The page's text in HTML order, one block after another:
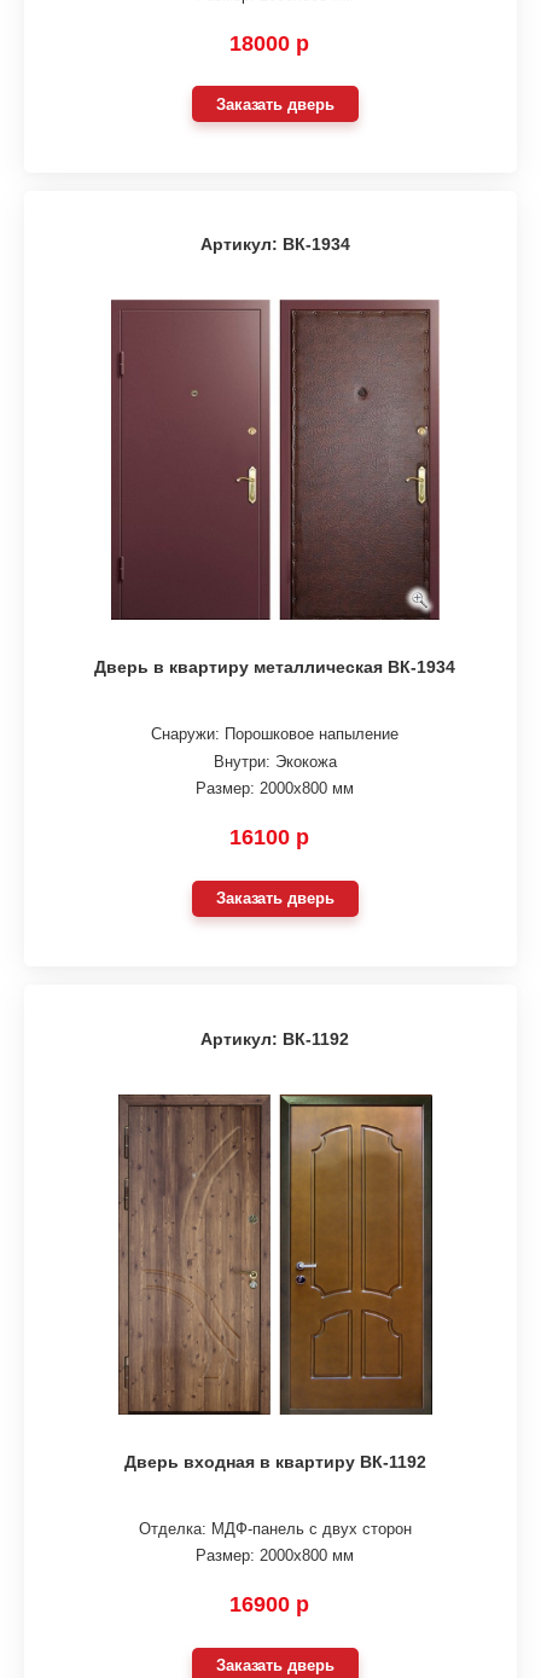
18000 р
Заказать дверь
Артикул: ВК-1934
Дверь в квартиру металлическая ВК-1934
Снаружи: Порошковое напыление
Внутри: Экокожа
Размер: 2000х800 мм
16100 р
Заказать дверь
Артикул: ВК-1192
Дверь входная в квартиру ВК-1192
Отделка: МДФ-панель с двух сторон
Размер: 2000х800 мм
16900 р
Заказать дверь